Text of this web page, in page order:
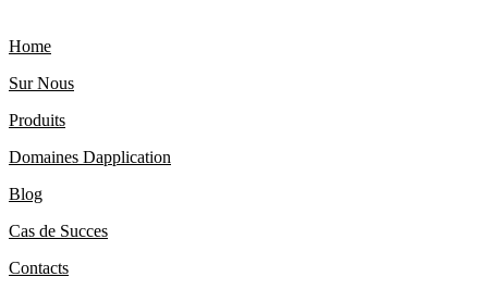
Home
Sur Nous
Produits
Domaines Dapplication
Blog
Cas de Succes
Contacts